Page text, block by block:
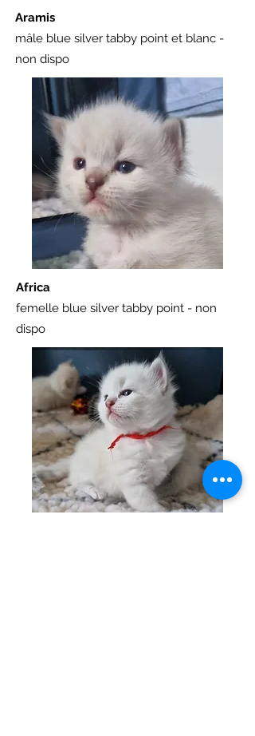
Aramis
mâle blue silver tabby point et blanc -
non dispo
Africa
femelle blue silver tabby point - non
dispo